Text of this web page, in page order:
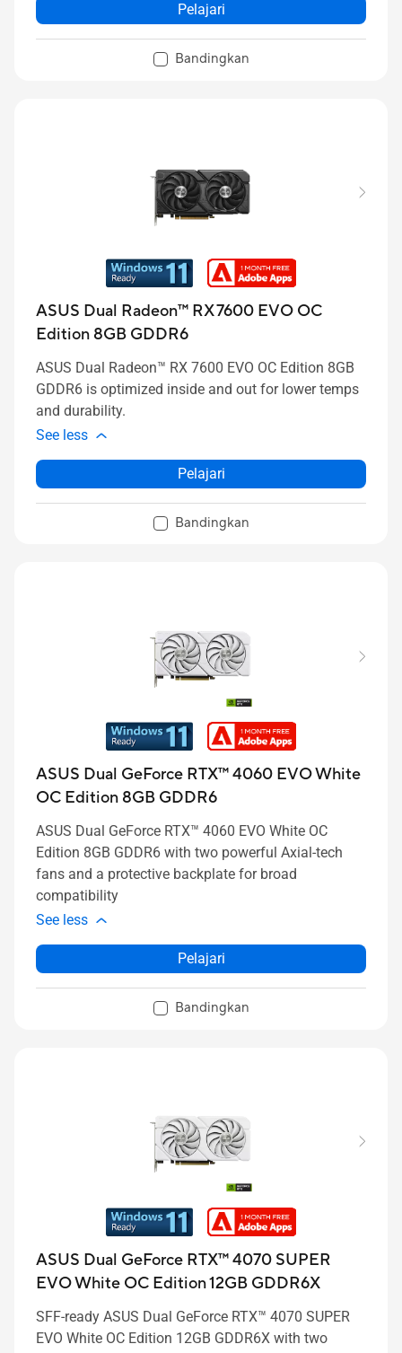
Pelajari
Bandingkan
ASUS Dual Radeon™ RX 7600 EVO OC
Edition 8GB GDDR6
ASUS Dual Radeon™ RX 7600 EVO OC Edition 8GB
GDDR6 is optimized inside and out for lower temps
and durability.
See less
Pelajari
Bandingkan
ASUS Dual GeForce RTX™ 4060 EVO White
OC Edition 8GB GDDR6
ASUS Dual GeForce RTX™ 4060 EVO White OC
Edition 8GB GDDR6 with two powerful Axial-tech
fans and a protective backplate for broad
compatibility
See less
Pelajari
Bandingkan
ASUS Dual GeForce RTX™ 4070 SUPER
EVO White OC Edition 12GB GDDR6X
SFF-ready ASUS Dual GeForce RTX™ 4070 SUPER
EVO White OC Edition 12GB GDDR6X with two